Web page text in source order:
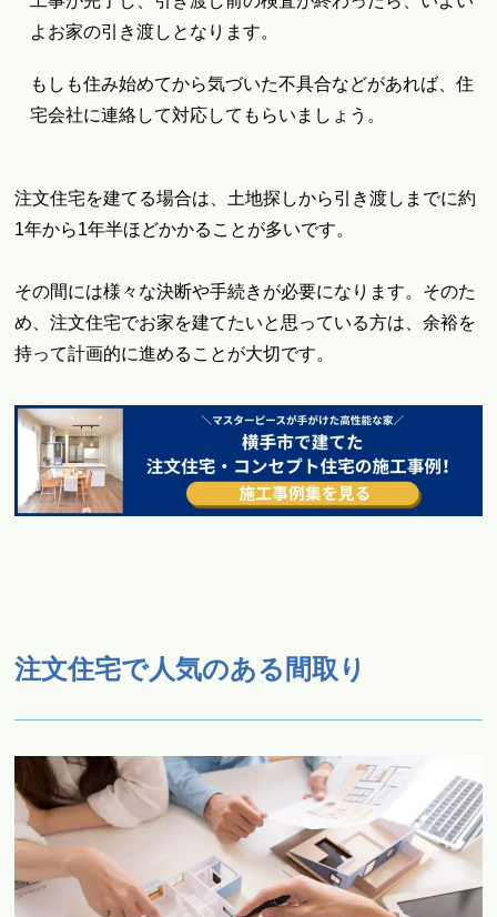
よお家の引き渡しとなります。
もしも住み始めてから気づいた不具合などがあれば、住
宅会社に連絡して対応してもらいましょう。
注文住宅を建てる場合は、土地探しから引き渡しまでに約
1年から1年半ほどかかることが多いです。
その間には様々な決断や手続きが必要になります。そのた
め、注文住宅でお家を建てたいと思っている方は、余裕を
持って計画的に進めることが大切です。
注文住宅で人気のある間取り